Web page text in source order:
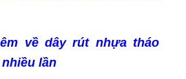
về dây rút nhựa tháo
lần